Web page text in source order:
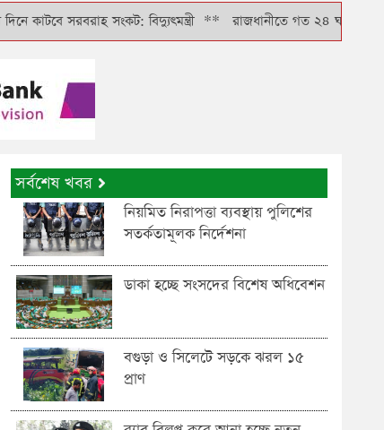
সংকট: বিদ্যুৎমন্ত্রী**রাজধানীতে গত ২৪ ঘণ্টায় গ্রেফতার ৪৬৬,
সর্বশেষ খবর
নিয়মিত নিরাপত্তা ব্যবস্থায় পুলিশের
সতর্কতামূলক নির্দেশনা
ডাকা হচ্ছে সংসদের বিশেষ অধিবেশন
বগুড়া ও সিলেটে সড়কে ঝরল ১৫
প্রাণ